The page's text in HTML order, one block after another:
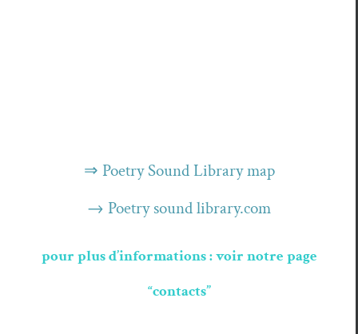
⇒ Poet­ry Sound Library map
→ Poet­ry sound library.com
pour plus d’informations : voir notre page
“contacts”